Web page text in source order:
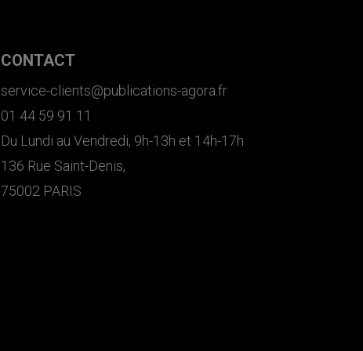
CONTACT
service-clients@publications-agora.fr
01 44 59 91 11
Du Lundi au Vendredi, 9h-13h et 14h-17h
136 Rue Saint-Denis,
75002 PARIS